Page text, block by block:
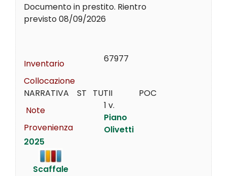
Documento in prestito. Rientro
previsto 08/09/2026
Inventario
67977
Collocazione
NARRATIVA    ST   TUTII             POC
Note
1 v.
Provenienza
Piano
Olivetti
2025
Scaffale